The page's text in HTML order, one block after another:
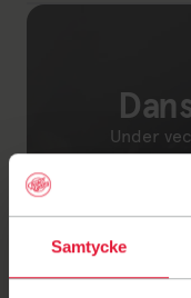
Samtycke
Under
Länk till: Jofahallen